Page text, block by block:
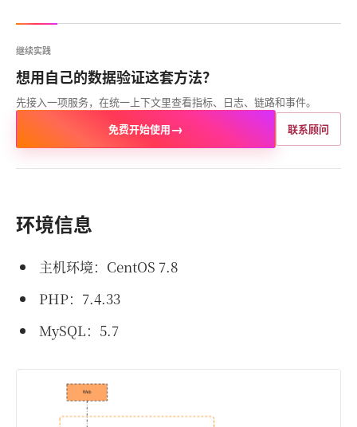
继续实践
想用自己的数据验证这套方法？
先接入一项服务，在统一上下文里查看指标、日志、链路和事件。
免费开始使用→ 联系顾问
环境信息
主机环境：CentOS 7.8
PHP：7.4.33
MySQL：5.7